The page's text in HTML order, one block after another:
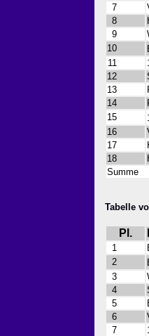
7
8
9
10
11
12
13
14
15
16
17
18
Summe
Tabelle
Pl.
1
2
3
4
5
6
7